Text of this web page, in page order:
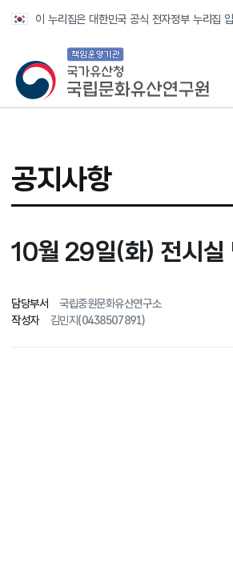
이 누리집은 대한민국 공식 전자정부 누리집
국가유산청 국립문화유
공지사항
10월 29일(화) 전시실
담당부서 국립중원문화유산연구소
작성자
김민지(0438507891)